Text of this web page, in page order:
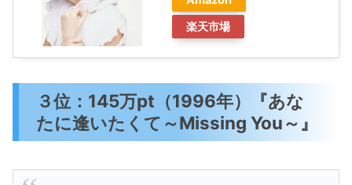
楽天市場
３位：145万pt（1996年）『あな
たに逢いたくて～Missing You～』